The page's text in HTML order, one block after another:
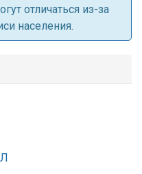
отличаться из-за
населения.